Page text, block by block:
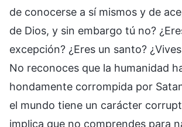
de conocerse a sí mismos y de
de Dios, y sin embargo tú no?
excepción? ¿Eres un santo?
No reconoces que la humanidad
hondamente corrompida por
el mundo tiene un carácter
implica que no comprendes para